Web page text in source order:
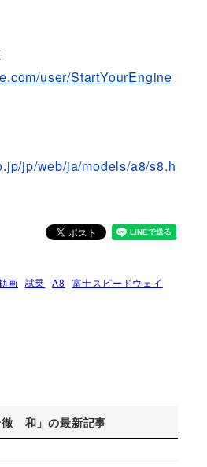
user/StartYourEngine
jp/web/ja/models/a8/s8.h
画 試乗 A8 富士スピードウェイ
徹 和」の最新記事